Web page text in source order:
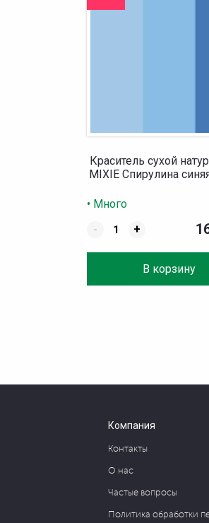
Краситель сухой
MIXIE Спирулина
• Много
-
+
В корзину
Компания
Контакты
О нас
Частые вопросы
Политика обработки